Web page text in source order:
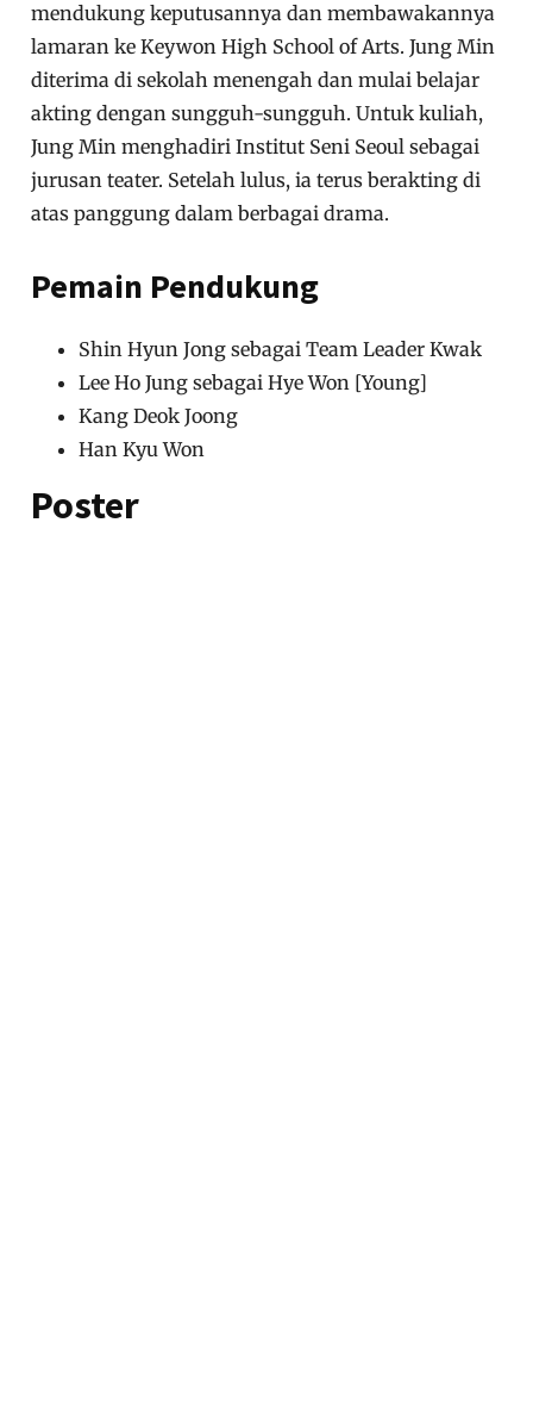
mendukung keputusannya dan membawakannya
lamaran ke Keywon High School of Arts. Jung Min
diterima di sekolah menengah dan mulai belajar
akting dengan sungguh-sungguh. Untuk kuliah,
Jung Min menghadiri Institut Seni Seoul sebagai
jurusan teater. Setelah lulus, ia terus berakting di
atas panggung dalam berbagai drama.
Pemain Pendukung
Shin Hyun Jong sebagai Team Leader Kwak
Lee Ho Jung sebagai Hye Won [Young]
Kang Deok Joong
Han Kyu Won
Poster